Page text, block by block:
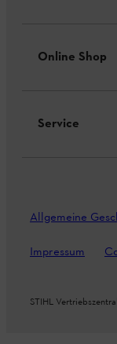
Online Shop
Service
Allgemeine
Impressum
STIHL